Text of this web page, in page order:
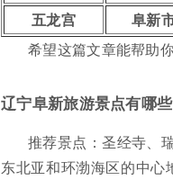
五龙宫
阜新
希望这篇文章能帮助
辽宁阜新旅游景点有哪些
推荐景点：圣经寺、
东北亚和环渤海区的中